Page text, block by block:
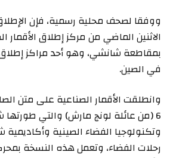
ووفقا لصحف محلية رسمية، فإن
الاثنين الماضي من مركز إطلاق الأقمار
بمقاطعة شانشي، وهو أحد مراكز إطلاق
في الصين.
وانطلقت الأقمار الصناعية على متن
6 (من عائلة لونج مارش) والتي
وتكنولوجيا الفضاء الصينية
رحلات الفضاء، وتعمل هذه النسخة